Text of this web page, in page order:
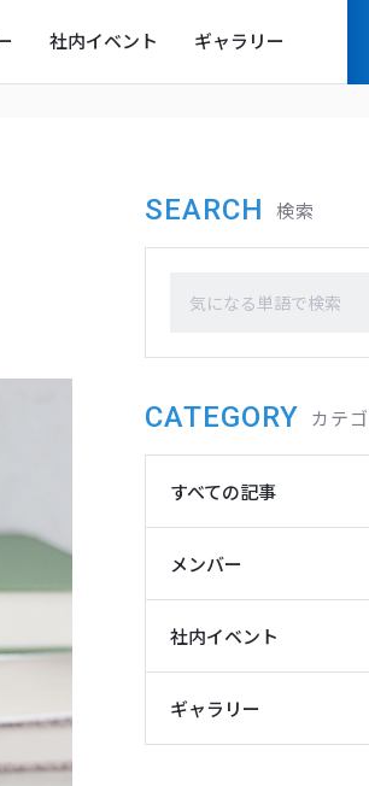
社内イベント ギャラリー
SEARCH 検索
CATEGORY カテ
すべての記事
メンバー
社内イベント
ギャラリー